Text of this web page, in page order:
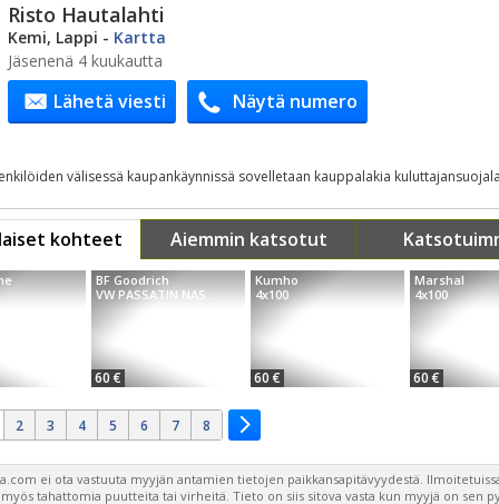
Risto Hautalahti
Kemi, Lappi - Kartta
Jäsenenä 4 kuukautta
Lähetä viesti Näytä numero
välisessä kaupankäynnissä sovelletaan kauppalakia
kohteet Aiemmin katsotut
BF Goodrich
VW PASSATIN NAS...
60 €
Kumho
4x100
60 €
Marshal
4x100
60 €
2 3 4 5 6 7 8
ei ota vastuuta myyjän antamien tietojen paikkansapitävyydestä.
myös tahattomia puutteita tai virheitä. Tieto on siis sitova vasta kun myyjä on sen